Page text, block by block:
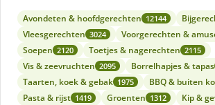
Avondeten & hoofdgerechten 12144
Vleesgerechten 3024 Voorgerechten &
Soepen 2120 Toetjes & nagerechten 2115
Vis & zeevruchten 2095 Borrelhapjes & tapas
Taarten, koek & gebak 1975 BBQ & buiten
Pasta & rijst 1419 Groenten 1312 Kip &